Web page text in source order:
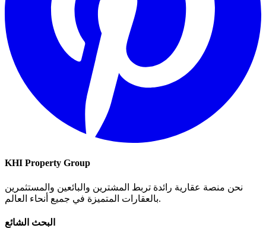
KHI Property Group
نحن منصة عقارية رائدة تربط المشترين والبائعين والمستثمرين
بالعقارات المتميزة في جميع أنحاء العالم.
البحث الشائع